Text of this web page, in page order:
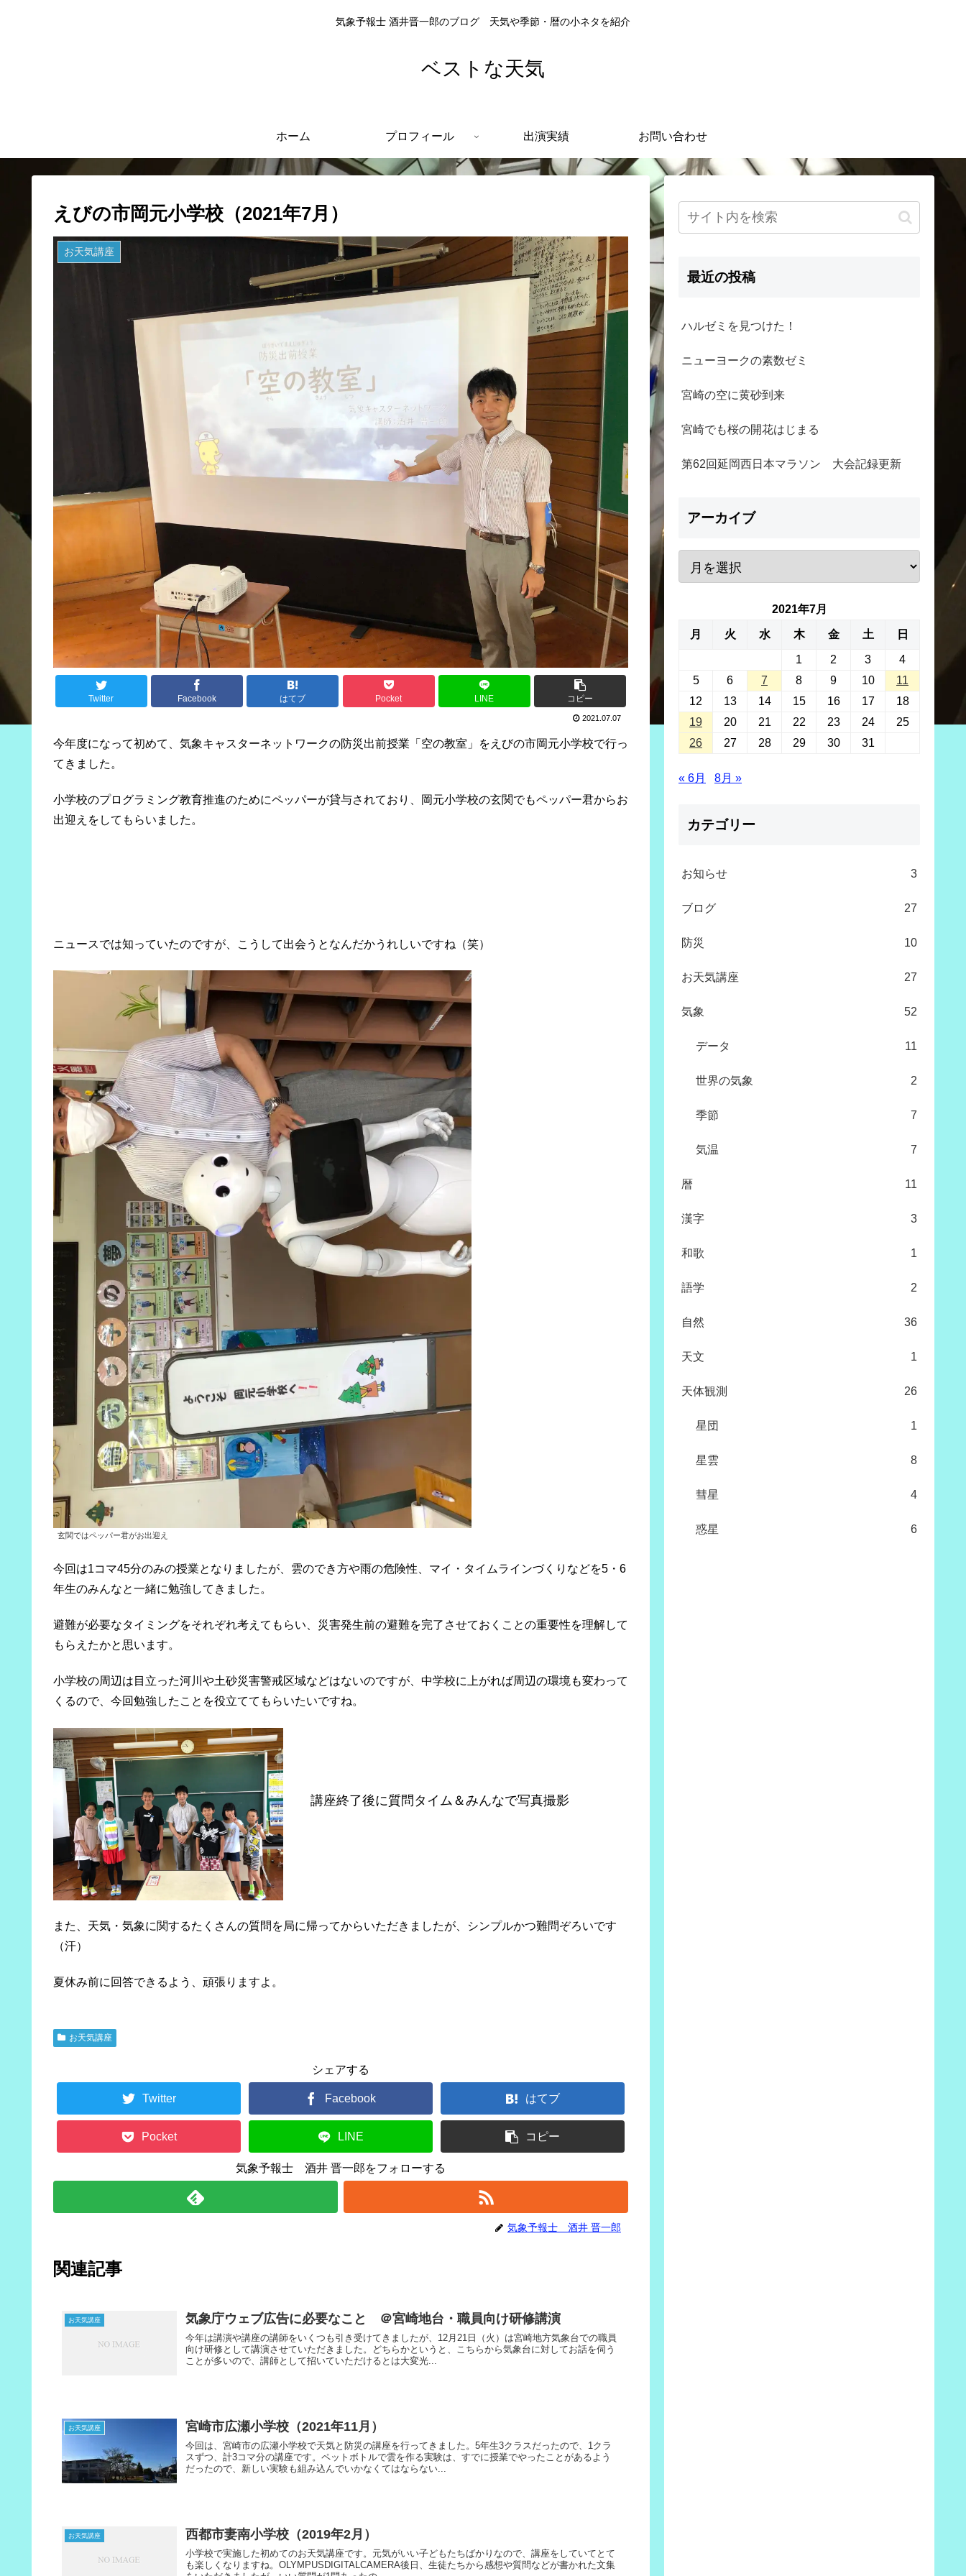
気象予報士 酒井晋一郎のブログ 天気や季節・暦の小ネタを紹介
ベストな天気
ホーム プロフィール 出演実績 お問い合わせ
えびの市岡元小学校（2021年7月）
お天気講座
Twitter Facebook はてブ Pocket LINE コピー
2021.07.07
今年度になって初めて、気象キャスターネットワークの防災出前授業「空の教室」をえびの市岡元小学校で行っ
てきました。
小学校のプログラミング教育推進のためにペッパーが貸与されており、岡元小学校の玄関でもペッパー君からお
出迎えをしてもらいました。
ニュースでは知っていたのですが、こうして出会うとなんだかうれしいですね（笑）
玄関ではペッパー君がお出迎え
今回は1コマ45分のみの授業となりましたが、雲のでき方や雨の危険性、マイ・タイムラインづくりなどを5・6
年生のみんなと一緒に勉強してきました。
避難が必要なタイミングをそれぞれ考えてもらい、災害発生前の避難を完了させておくことの重要性を理解して
もらえたかと思います。
小学校の周辺は目立った河川や土砂災害警戒区域などはないのですが、中学校に上がれば周辺の環境も変わって
くるので、今回勉強したことを役立ててもらいたいですね。
講座終了後に質問タイム＆みんなで写真撮影
また、天気・気象に関するたくさんの質問を局に帰ってからいただきましたが、シンプルかつ難問ぞろいです
（汗）
夏休み前に回答できるよう、頑張りますよ。
お天気講座
シェアする
Twitter Facebook はてブ
Pocket LINE コピー
気象予報士 酒井 晋一郎をフォローする
気象予報士 酒井 晋一郎
関連記事
お天気講座 気象庁ウェブ広告に必要なこと ＠宮崎地台・職員向け研修講演
今年は講演や講座の講師をいくつも引き受けてきましたが、12月21日（火）は宮崎地方気象台での職員
向け研修として講演させていただきました。どちらかというと、こちらから気象台に対してお話を伺う
ことが多いので、講師として招いていただけるとは大変光...
お天気講座 宮崎市広瀬小学校（2021年11月）
今回は、宮崎市の広瀬小学校で天気と防災の講座を行ってきました。5年生3クラスだったので、1クラ
スずつ、計3コマ分の講座です。ペットボトルで雲を作る実験は、すでに授業でやったことがあるよう
だったので、新しい実験も組み込んでいかなくてはならない...
お天気講座 西都市妻南小学校（2019年2月）
小学校で実施した初めてのお天気講座です。元気がいい子どもたちばかりなので、講座をしていてとて
も楽しくなりますね。OLYMPUSDIGITALCAMERA後日、生徒たちから感想や質問などが書かれた文集
最近の投稿
ハルゼミを見つけた！
ニューヨークの素数ゼミ
宮崎の空に黄砂到来
宮崎でも桜の開花はじまる
第62回延岡西日本マラソン 大会記録更新
アーカイブ
2021年7月
月 火 水 木 金 土 日
1 2 3
4
5
6 7 8 9 10
11
12
13 14 15 16 17
18
19
20 21 22 23 24
25
26
27 28 29 30 31
« 6月 8月 »
カテゴリー
お知らせ 3
ブログ 27
防災 10
お天気講座 27
気象 52
データ 11
世界の気象 2
季節 7
気温 7
暦 11
漢字 3
和歌 1
語学 2
自然 36
天文 1
天体観測 26
星団 1
星雲 8
彗星 4
惑星 6